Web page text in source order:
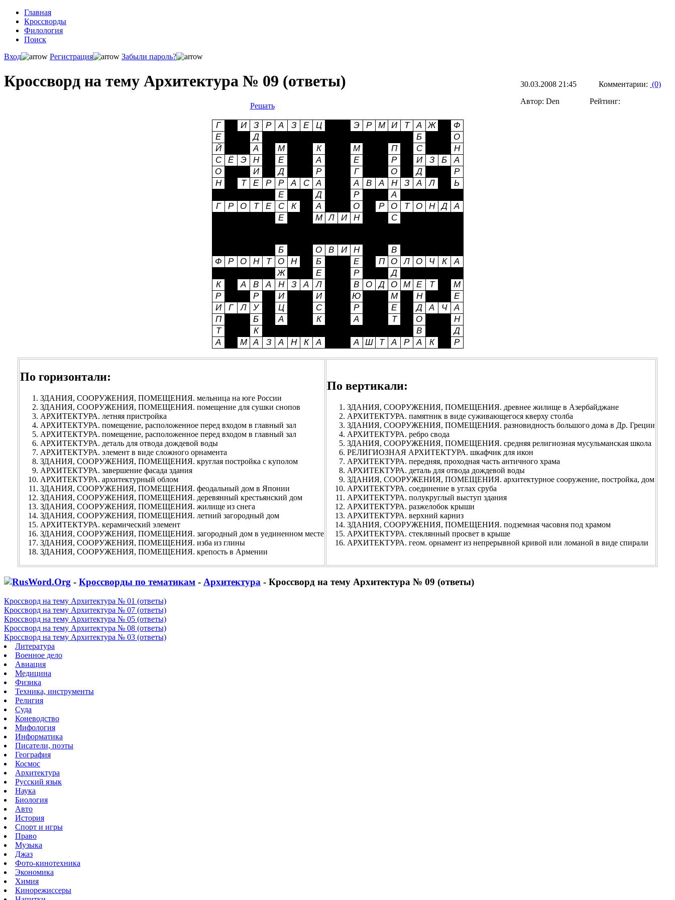
Главная
Кроссворды
Филология
Поиск
Вход
Регистрация Забыли пароль?
30.03.2008 21:45 Комментарии: (0)
Автор: Den Рейтинг:
Кроссворд на тему Архитектура № 09 (ответы)
Решать
По горизонтали:
ЗДАНИЯ, СООРУЖЕНИЯ, ПОМЕЩЕНИЯ. мельница на юге России
ЗДАНИЯ, СООРУЖЕНИЯ, ПОМЕЩЕНИЯ. помещение для сушки снопов
АРХИТЕКТУРА. летняя пристройка
АРХИТЕКТУРА. помещение, расположенное перед входом в главный зал
АРХИТЕКТУРА. помещение, расположенное перед входом в главный зал
АРХИТЕКТУРА. деталь для отвода дождевой воды
АРХИТЕКТУРА. элемент в виде сложного орнамента
ЗДАНИЯ, СООРУЖЕНИЯ, ПОМЕЩЕНИЯ. круглая постройка с куполом
АРХИТЕКТУРА. завершение фасада здания
АРХИТЕКТУРА. архитектурный облом
ЗДАНИЯ, СООРУЖЕНИЯ, ПОМЕЩЕНИЯ. феодальный дом в Японии
ЗДАНИЯ, СООРУЖЕНИЯ, ПОМЕЩЕНИЯ. деревянный крестьянский дом
ЗДАНИЯ, СООРУЖЕНИЯ, ПОМЕЩЕНИЯ. жилище из снега
ЗДАНИЯ, СООРУЖЕНИЯ, ПОМЕЩЕНИЯ. летний загородный дом
АРХИТЕКТУРА. керамический элемент
ЗДАНИЯ, СООРУЖЕНИЯ, ПОМЕЩЕНИЯ. загородный дом в уединенном месте
ЗДАНИЯ, СООРУЖЕНИЯ, ПОМЕЩЕНИЯ. изба из глины
ЗДАНИЯ, СООРУЖЕНИЯ, ПОМЕЩЕНИЯ. крепость в Армении
По вертикали:
ЗДАНИЯ, СООРУЖЕНИЯ, ПОМЕЩЕНИЯ. древнее жилище в Азербайджане
АРХИТЕКТУРА. памятник в виде суживающегося кверху столба
ЗДАНИЯ, СООРУЖЕНИЯ, ПОМЕЩЕНИЯ. разновидность большого дома в Др. Греции
АРХИТЕКТУРА. ребро свода
ЗДАНИЯ, СООРУЖЕНИЯ, ПОМЕЩЕНИЯ. средняя религиозная мусульманская школа
РЕЛИГИОЗНАЯ АРХИТЕКТУРА. шкафчик для икон
АРХИТЕКТУРА. передняя, проходная часть античного храма
АРХИТЕКТУРА. деталь для отвода дождевой воды
ЗДАНИЯ, СООРУЖЕНИЯ, ПОМЕЩЕНИЯ. архитектурное сооружение, постройка, дом
АРХИТЕКТУРА. соединение в углах сруба
АРХИТЕКТУРА. полукруглый выступ здания
АРХИТЕКТУРА. разжелобок крыши
АРХИТЕКТУРА. верхний карниз
ЗДАНИЯ, СООРУЖЕНИЯ, ПОМЕЩЕНИЯ. подземная часовня под храмом
АРХИТЕКТУРА. стеклянный просвет в крыше
АРХИТЕКТУРА. геом. орнамент из непрерывной кривой или ломаной в виде спирали
- Кроссворды по тематикам - Архитектура - Кроссворд на тему Архитектура № 09 (ответы)
Кроссворд на тему Архитектура № 01 (ответы)
Кроссворд на тему Архитектура № 07 (ответы)
Кроссворд на тему Архитектура № 05 (ответы)
Кроссворд на тему Архитектура № 08 (ответы)
Кроссворд на тему Архитектура № 03 (ответы)
Литература
Военное дело
Авиация
Медицина
Физика
Техника, инструменты
Религия
Суда
Коневодство
Мифология
Информатика
Писатели, поэты
География
Космос
Архитектура
Русский язык
Наука
Биология
Авто
История
Спорт и игры
Право
Музыка
Джаз
Фото-кинотехника
Экономика
Химия
Кинорежиссеры